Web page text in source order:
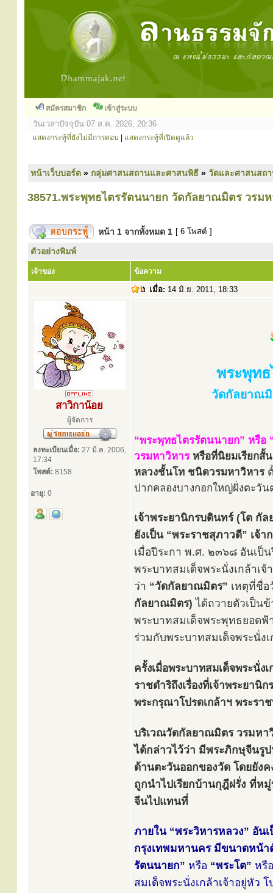
สมัครสมาชิก เข้าสู่ระบบ
วันเวลาปัจจุบัน 07 ส.ค. 2026, 20:36
แสดงกระทู้ที่ยังไม่มีการตอบ แสดงกระทู้ที่เปิดดูแล้ว
หน้าเว็บบอร์ด » กลุ่มศาสนสถานและศาสนพิธี » วัดและศาสนสถ
38571.พระพุทธไตรรัตนนายก วัดกัลยาณมิตร วรมห
หน้า 1 จากทั้งหมด 1 [ 6 โพสต์ ]
ตัวอย่างพิมพ์
เจ้าของ ข้อความ
เมื่อ: 14 มิ.ย. 2011, 18:33
สาวิกาน้อย
ผู้จัดการ
ลงทะเบียนเมื่อ: 27 มี.ค. 2006,
17:34
โพสต์: 8158
อายุ: 0
พระพุท
วัดกัลยาณมิ
“พระพุทธไตรรัตนนายก” หรือ
วรมหาวิหารหรือที่นิยมเรียกสั้
หลวงชั้นโท ชนิดวรมหาวิหารตั้
ปากคลองบางกอกใหญ่ฝั่งตะวั
เจ้าพระยานิกรบดินทร์ (โต กั
ยังเป็น “พระราชสุภาวดี” เจ้
เมื่อปีระกา พ.ศ. ๒๓๖๘ อันเป็
พระบาทสมเด็จพระนั่งเกล้าเ
ว่า “วัดกัลยาณมิตร” เหตุที่ชื่
กัลยาณมิตร) ได้ถวายตัวเป็น
พระบาทสมเด็จพระพุทธยอด
ร่วมกับพระบาทสมเด็จพระนั่ง
ครั้งเมื่อพระบาทสมเด็จพระนั่ง
ราชดำริถึงเรื่องที่เจ้าพระยา
พระกรุณาโปรดเกล้าฯ พระร
บริเวณวัดกัลยาณมิตร วรมหา
ได้กล่าวไว้ว่า มีพระภิกษุจีนรู
ด้านตะวันออกของวัด โดยยัง
ถูกนำไปเรียกบ้านกุฎีฝรั่ง ที่ห
จีนไปแทนที่
ภายใน “พระวิหารหลวง” อั
กรุงเทพมหานคร มีขนาดหน้า
รัตนนายก” หรือ “พระโต” หรื
สมเด็จพระนั่งเกล้าเจ้าอยู่หัว